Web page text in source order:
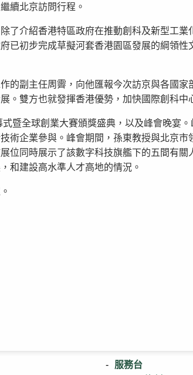
續北京訪問行程。
了介紹香港特區政府在推動創科及新型工
已初步完成草擬河套香港園區發展的綱領
的副主任周霽，向他匯報今次訪京與各國
。雙方也就發揮香港優勢，加快國際創科
暨全球創業大賽頒獎盛典，以及峰會晚宴
術企業參與。峰會期間，孫東教授與北京
位同時展示了該數字科技旗艦下的五間有
和建設高水準人才高地的情況。
服務台